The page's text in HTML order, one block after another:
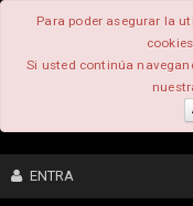
Para poder asegurar la
Si usted continúa
ENTRA